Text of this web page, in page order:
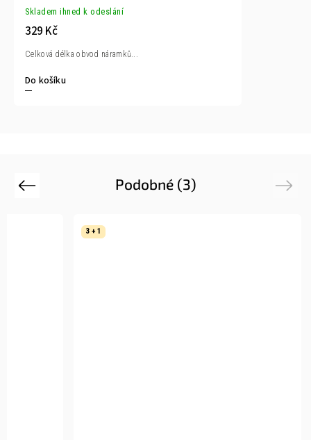
Skladem ihned k odeslání
329 Kč
Do košíku
Celková délka obvod náramků...
Podobné (3)
Previous
3 + 1
Next